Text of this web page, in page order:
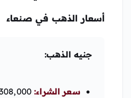
أسعار الذهب في صنعاء
جنيه الذهب:
سعر الشراء: